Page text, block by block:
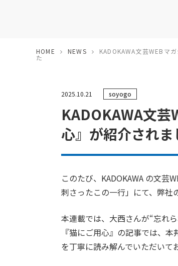
クリエイティブデザイン
HOME NEWS KADOKAWA文芸WEBマ
た
2025.10.21 soyogo
KADOKAWA文芸
心』が紹介されま
このたび、KADOKAWA の文芸
刺さったこの一行」にて、弊
本連載では、大西さんが“忘れ
『猫にご用心』の記事では、
を丁寧に読み解んでいただいて